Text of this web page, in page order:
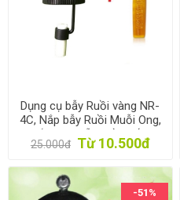
Dụng cụ bẫy Ruồi vàng NR-
4C, Nắp bẫy Ruồi Muỗi Ong,
Nắp chai bẫy Ruồi Dấm
25.000đ Từ 10.500đ
-51%